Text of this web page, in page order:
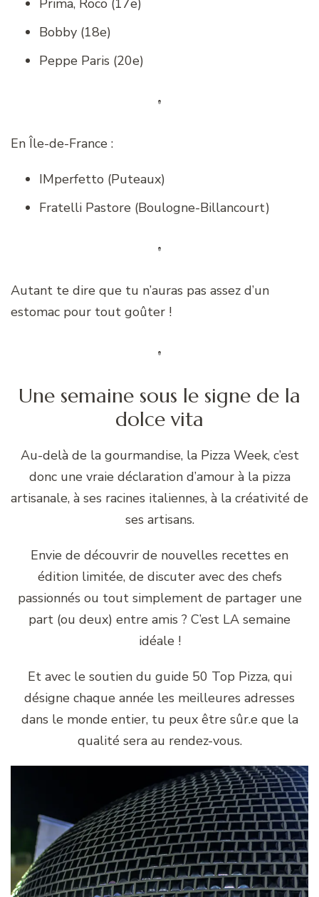
Prima, Roco (17e)
Bobby (18e)
Peppe Paris (20e)
En Île-de-France :
IMperfetto (Puteaux)
Fratelli Pastore (Boulogne-Billancourt)
Autant te dire que tu n’auras pas assez d’un
estomac pour tout goûter !
Une semaine sous le signe de la
dolce vita
Au-delà de la gourmandise, la Pizza Week, c’est
donc une vraie déclaration d’amour à la pizza
artisanale, à ses racines italiennes, à la créativité de
ses artisans.
Envie de découvrir de nouvelles recettes en
édition limitée, de discuter avec des chefs
passionnés ou tout simplement de partager une
part (ou deux) entre amis ? C’est LA semaine
idéale !
Et avec le soutien du guide 50 Top Pizza, qui
désigne chaque année les meilleures adresses
dans le monde entier, tu peux être sûr.e que la
qualité sera au rendez-vous.